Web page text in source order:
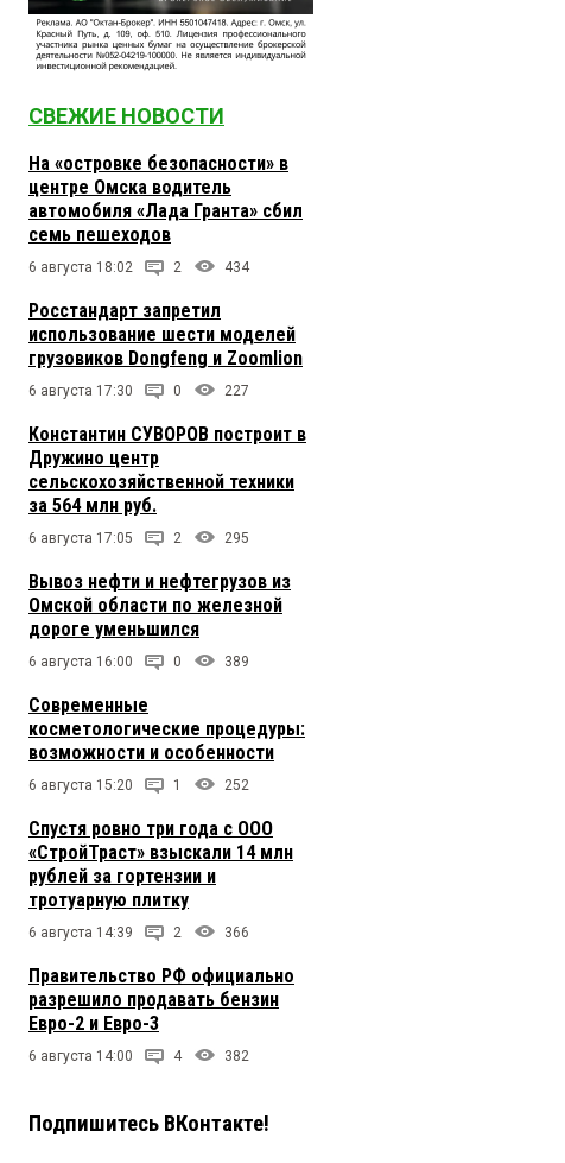
СВЕЖИЕ НОВОСТИ
На «островке безопасности» в
центре Омска водитель
автомобиля «Лада Гранта» сбил
семь пешеходов
6 августа 18:02 2 434
Росстандарт запретил
использование шести моделей
грузовиков Dongfeng и Zoomlion
6 августа 17:30 0 227
Константин СУВОРОВ построит в
Дружино центр
сельскохозяйственной техники
за 564 млн руб.
6 августа 17:05 2 295
Вывоз нефти и нефтегрузов из
Омской области по железной
дороге уменьшился
6 августа 16:00 0 389
Современные
косметологические процедуры:
возможности и особенности
6 августа 15:20 1 252
Спустя ровно три года с ООО
«СтройТраст» взыскали 14 млн
рублей за гортензии и
тротуарную плитку
6 августа 14:39 2 366
Правительство РФ официально
разрешило продавать бензин
Евро-2 и Евро-3
6 августа 14:00 4 382
Подпишитесь ВКонтакте!